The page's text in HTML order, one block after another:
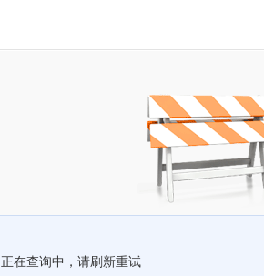
正在查询中，请刷新重试